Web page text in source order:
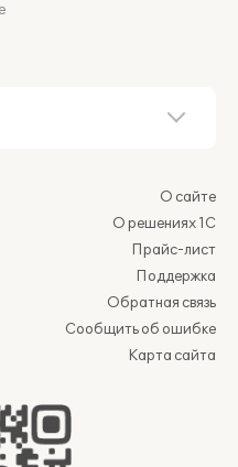
О сайте
О решениях 1С
Прайс-лист
Поддержка
Обратная связь
Сообщить об ошибке
Карта сайта